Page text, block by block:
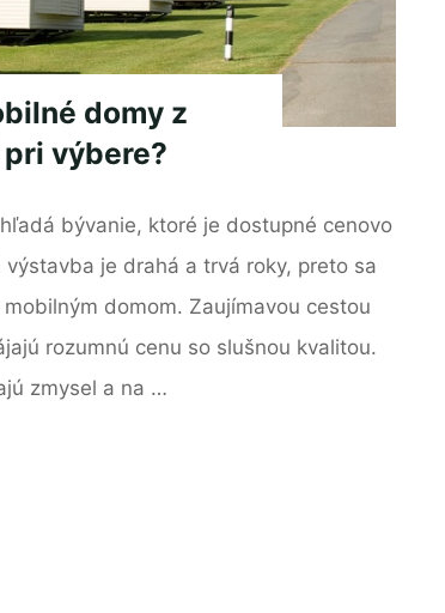
domy z
výbere?
bývanie, ktoré je dostupné cenovo
je drahá a trvá roky, preto sa
domom. Zaujímavou cestou
rozumnú cenu so slušnou kvalitou.
zmysel a na …